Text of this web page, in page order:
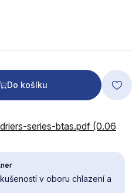
Do košíku
series-btas.pdf (0.06
v oboru chlazení a